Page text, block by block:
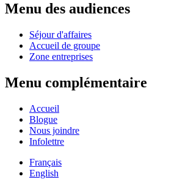
Menu des audiences
Séjour d'affaires
Accueil de groupe
Zone entreprises
Menu complémentaire
Accueil
Blogue
Nous joindre
Infolettre
Français
English